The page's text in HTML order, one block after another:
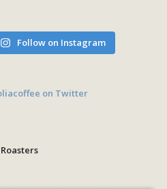
Follow on Instagram
on Twitter